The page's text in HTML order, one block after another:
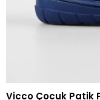
Vicco Çocuk Patik